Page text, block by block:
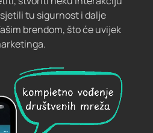
tu sigurnost i dalje
brendom, što će uvijek